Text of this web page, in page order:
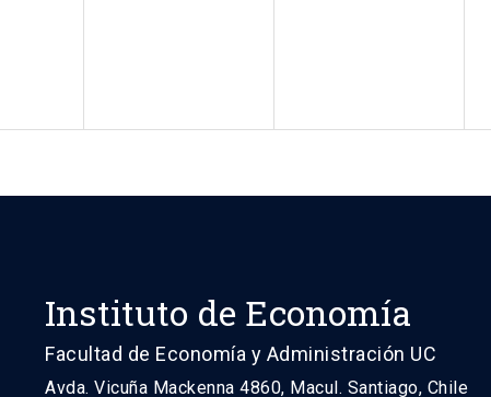
Instituto de Economía
Facultad de Economía y Administración UC
Avda. Vicuña Mackenna 4860, Macul. Santiago, Chile